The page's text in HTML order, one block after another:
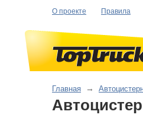
О проекте Правила
Главная →